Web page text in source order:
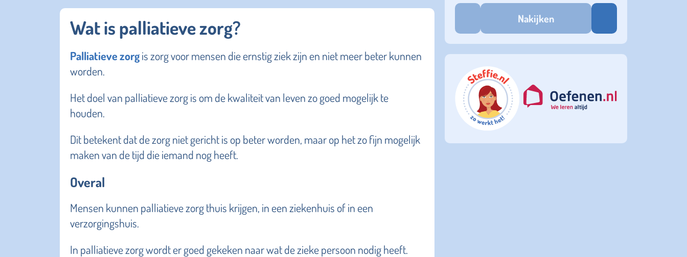
Wat is palliatieve zorg?
Palliatieve zorgis zorg voor mensen die ernstig ziek zijn en niet meer beter kunnen
worden.
Het doel van palliatieve zorg is om de kwaliteit van leven zo goed mogelijk te
houden.
Dit betekent dat de zorg niet gericht is op beter worden, maar op het zo fijn mogelijk
maken van de tijd die iemand nog heeft.
Overal
Mensen kunnen palliatieve zorg thuis krijgen, in een ziekenhuis of in een
verzorgingshuis.
In palliatieve zorg wordt er goed gekeken naar wat de zieke persoon nodig heeft.
Nakijken